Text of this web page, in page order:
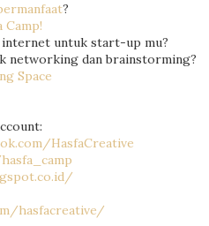
?
Camp!
internet untuk start-up mu?
networking dan brainstorming?
Space
HasfaCreative
hasfacreative/